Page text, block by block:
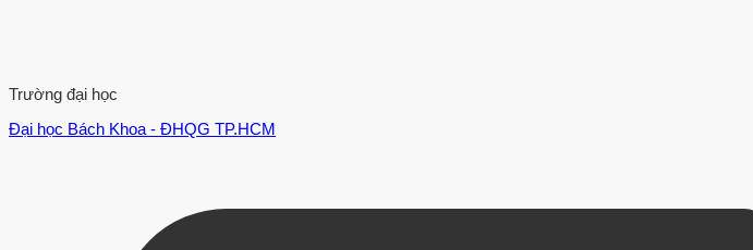
Trường đại học
Đại học Bách Khoa - ĐHQG TP.HCM